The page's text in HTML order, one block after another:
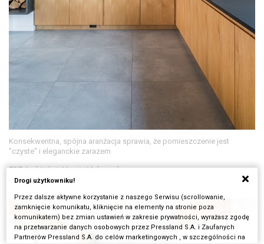
Konsekwentna, spójna aranżacja sprawia, że pomieszczenie jest
"czyste" i eleganckie zarazem
Z3Z Architekci, Marcin Mularczyk
Drogi użytkowniku!
Przez dalsze aktywne korzystanie z naszego Serwisu (scrollowanie,
zamknięcie komunikatu, kliknięcie na elementy na stronie poza
komunikatem) bez zmian ustawień w zakresie prywatności, wyrażasz zgodę
na przetwarzanie danych osobowych przez Pressland S.A. i Zaufanych
Partnerów Pressland S.A. do celów marketingowych , w szczególności na